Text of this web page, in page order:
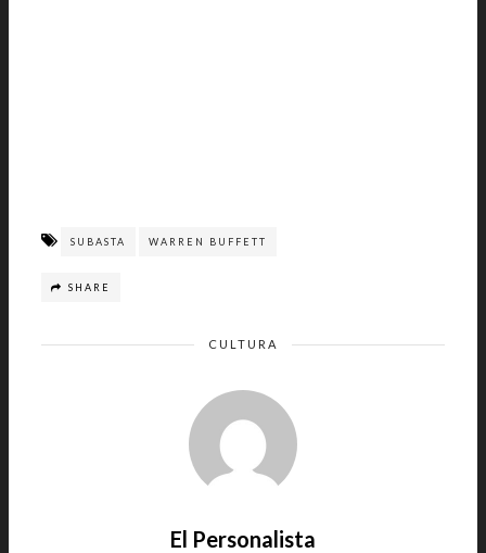
SUBASTA WARREN BUFFETT
SHARE
CULTURA
El Personalista